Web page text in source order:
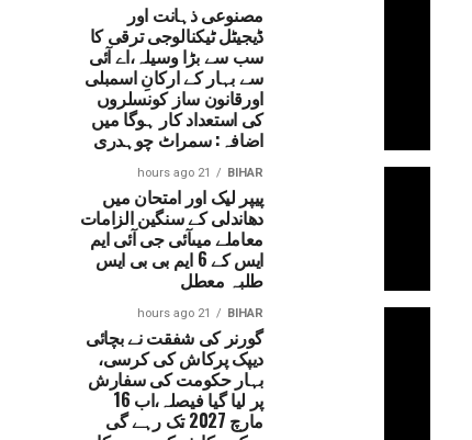
مصنوعی ذہانت اور
ڈیجیٹل ٹیکنالوجی ترقی کا
سب سے بڑا وسیلہ،اے آئی
سے بہار کے ارکانِ اسمبلی
اورقانون ساز کونسلروں
کی استعداد کار ہوگا میں
اضافہ: سمراٹ چوہدری
BIHAR
21 hours ago
پیپر لیک اور امتحان میں
دھاندلی کے سنگین الزامات
معاملے میںآئی جی آئی ایم
ایس کے 6 ایم بی بی ایس
طلبہ معطل
BIHAR
21 hours ago
گورنر کی شفقت نے بچائی
دیپک پرکاش کی کرسی،
بہار حکومت کی سفارش
پر لیا گیا فیصلہ،اب 16
مارچ 2027 تک رہے گی